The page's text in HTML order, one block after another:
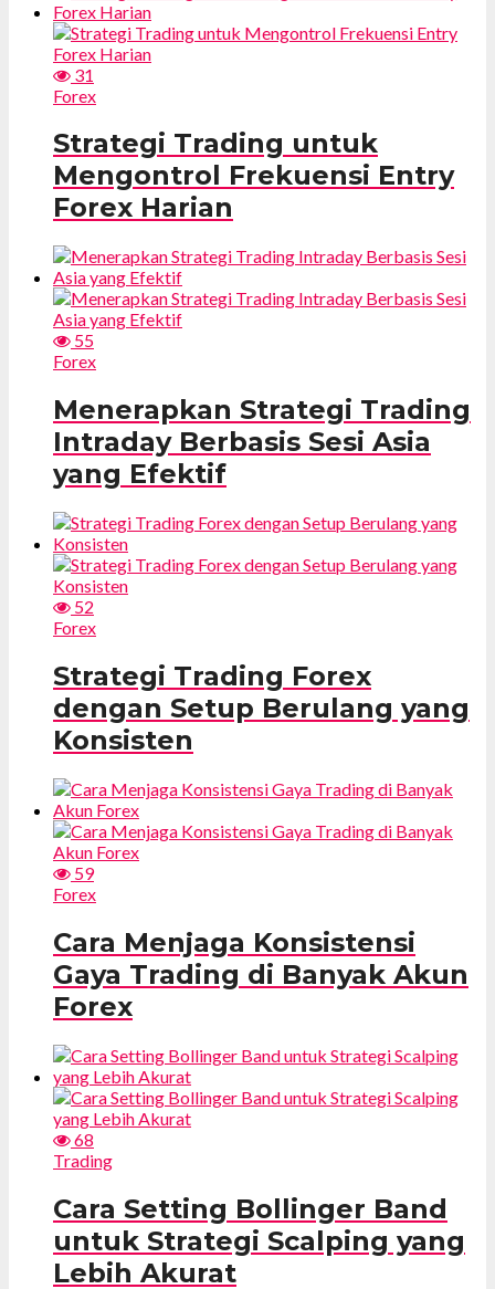
31
Forex
Strategi Trading untuk
Mengontrol Frekuensi Entry
Forex Harian
55
Forex
Menerapkan Strategi Trading
Intraday Berbasis Sesi Asia
yang Efektif
52
Forex
Strategi Trading Forex
dengan Setup Berulang yang
Konsisten
59
Forex
Cara Menjaga Konsistensi
Gaya Trading di Banyak Akun
Forex
68
Trading
Cara Setting Bollinger Band
untuk Strategi Scalping yang
Lebih Akurat